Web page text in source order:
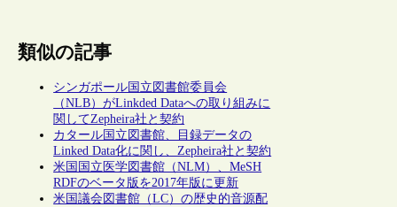
類似の記事
シンガポール国立図書館委員会
（NLB）がLinkded Dataへの取り組みに
関してZepheira社と契約
カタール国立図書館、目録データの
Linked Data化に関し、Zepheira社と契約
米国国立医学図書館（NLM）、MeSH
RDFのベータ版を2017年版に更新
米国議会図書館（LC）の歴史的音源配